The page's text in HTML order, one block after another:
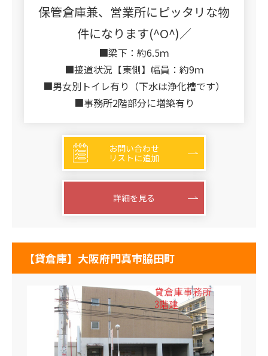
保管倉庫兼、営業所にピッタリな物
件になります(^O^)／
■梁下：約6.5ｍ
■接道状況【東側】幅員：約9ｍ
■男女別トイレ有り（下水は浄化槽です）
■事務所2階部分に増築有り
お問い合わせ
リストに追加
詳細を見る
【貸倉庫】大阪府門真市脇田町